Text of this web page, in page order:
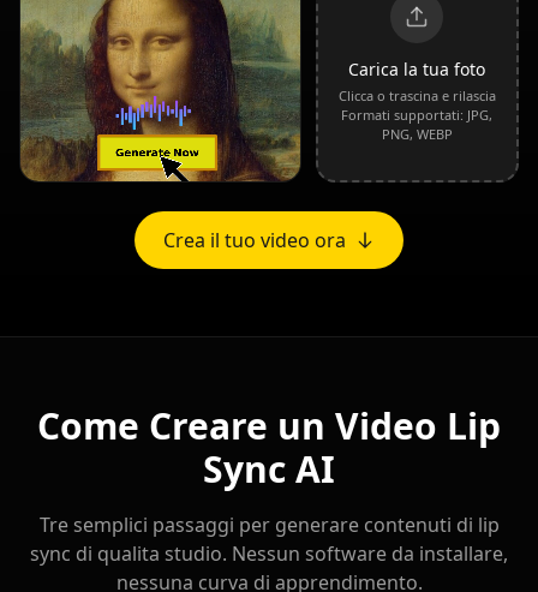
Carica la tua foto
Clicca o trascina e rilascia
Formati supportati: JPG,
PNG, WEBP
Crea il tuo video ora
Come Creare un Video Lip
Sync AI
Tre semplici passaggi per generare contenuti di lip
sync di qualita studio. Nessun software da installare,
nessuna curva di apprendimento.